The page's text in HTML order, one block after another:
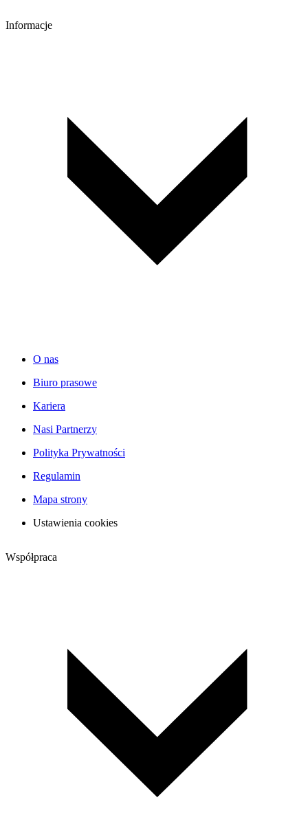
Informacje
O nas
Biuro prasowe
Kariera
Nasi Partnerzy
Polityka Prywatności
Regulamin
Mapa strony
Ustawienia cookies
Współpraca